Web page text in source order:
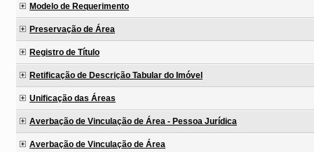
Modelo de Requerimento
Preservação de Área
Registro de Título
Retificação de Descrição Tabular do Imóvel
Unificação das Áreas
Averbação de Vinculação de Área - Pessoa Jurídica
Averbação de Vinculação de Área